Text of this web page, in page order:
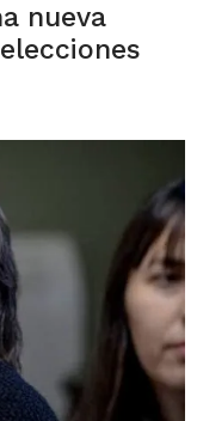
nueva